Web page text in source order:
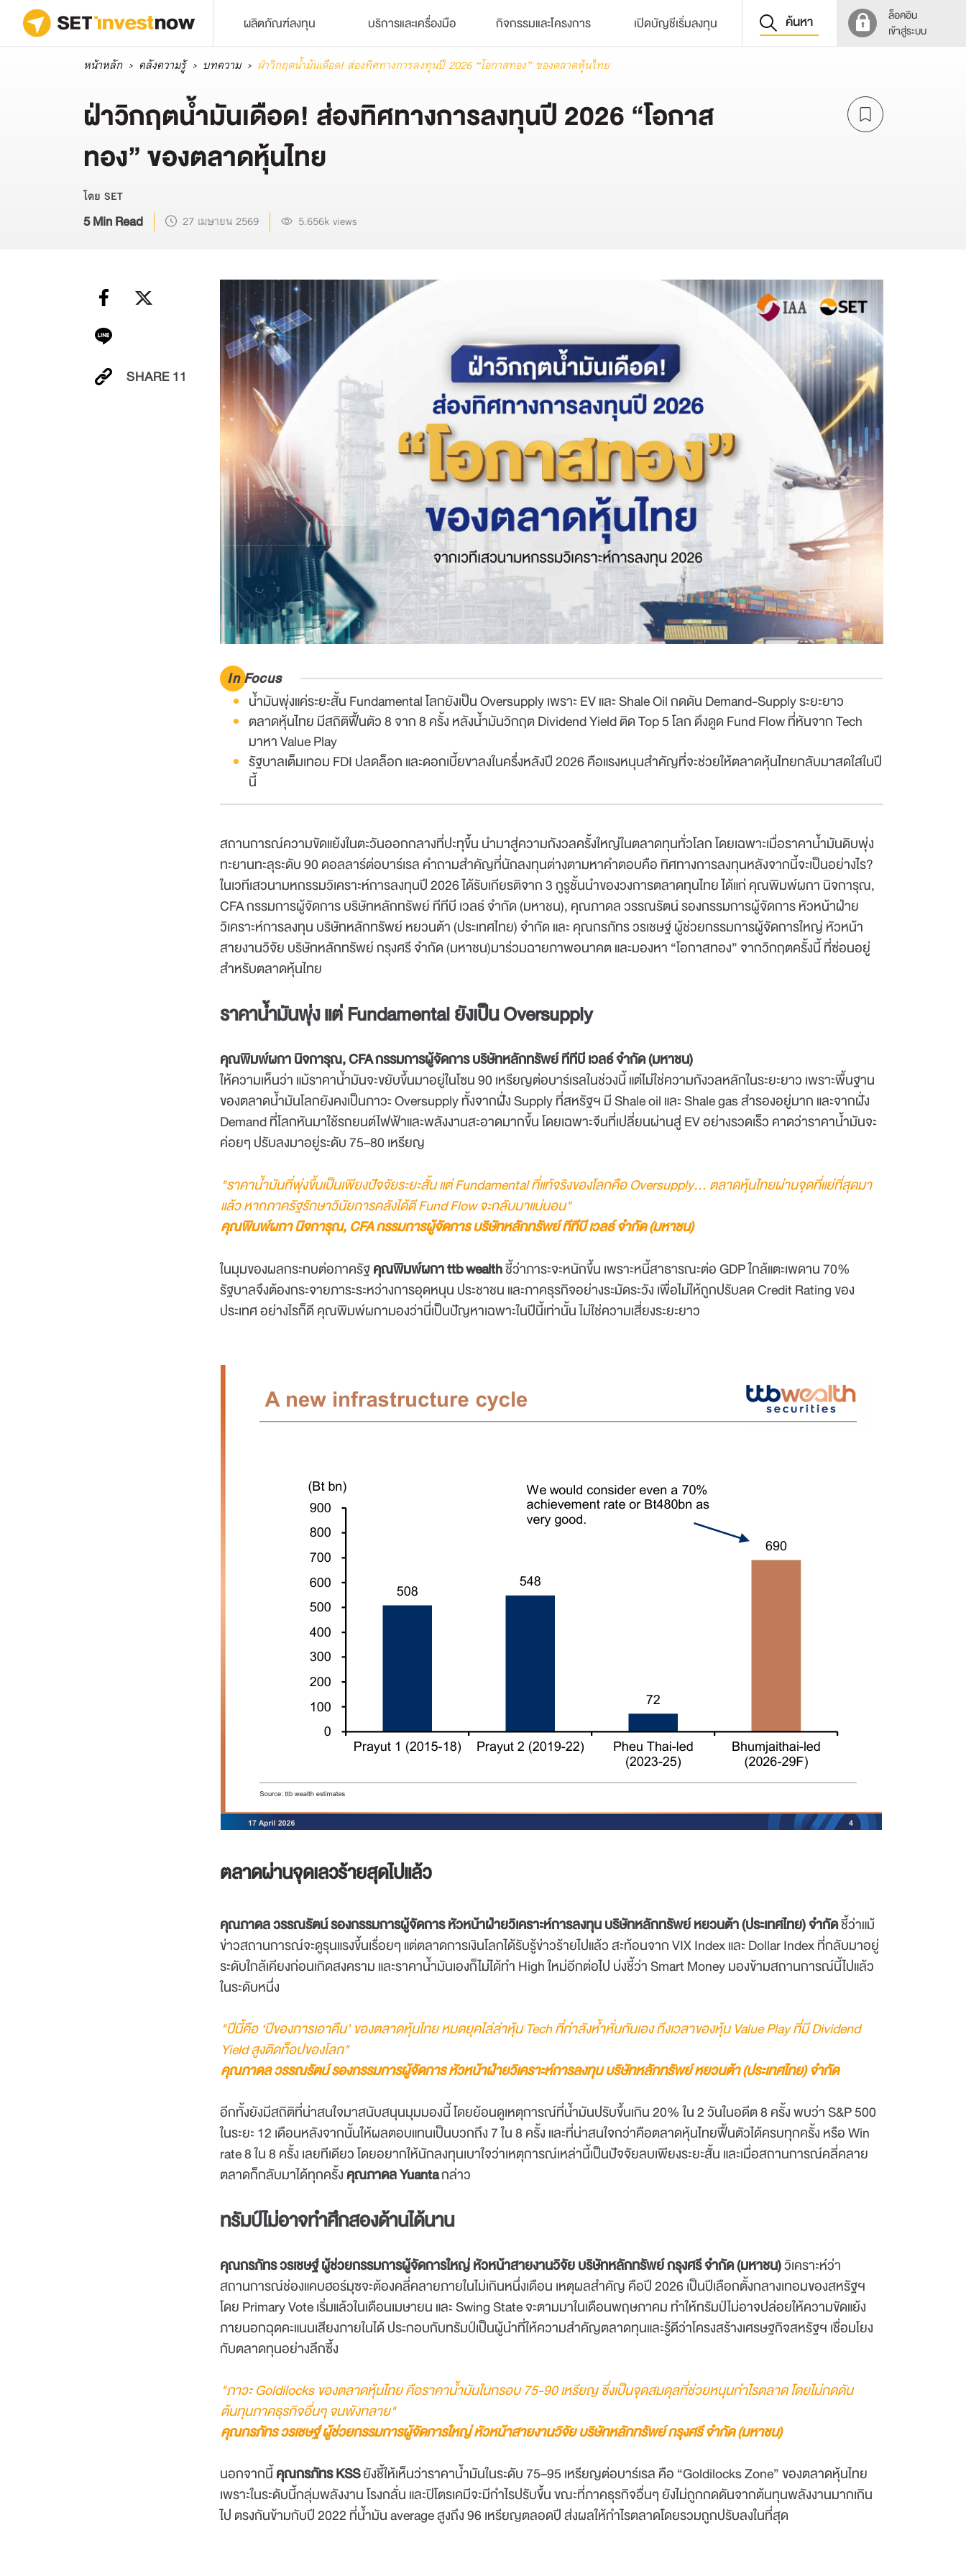
ผลิตภัณฑ์ลงทุน บริการและเครื่องมือ กิจกรรมและโครงการ เปิดบัญชีเริ่มลงทุน ค้นหา
ล็อคอิน
เข้าสู่ระบบ
หน้าหลัก คลังความรู้ บทความ ฝ่าวิกฤตน้ำมันเดือด! ส่องทิศทางการลงทุนปี 2026 “โอกาสทอง” ของตลาดหุ้นไทย
ฝ่าวิกฤตน้ำมันเดือด! ส่องทิศทางการลงทุนปี 2026 “โอกาส
ทอง” ของตลาดหุ้นไทย
โดย SET
5 Min Read 27 เมษายน 2569 5.656k views
SHARE11
In Focus
น้ำมันพุ่งแค่ระยะสั้น Fundamental โลกยังเป็น Oversupply เพราะ EV และ Shale Oil กดดัน Demand-Supply ระยะยาว
ตลาดหุ้นไทย มีสถิติฟื้นตัว 8 จาก 8 ครั้ง หลังน้ำมันวิกฤต Dividend Yield ติด Top 5 โลก ดึงดูด Fund Flow ที่หันจาก Tech
มาหา Value Play
รัฐบาลเต็มเทอม FDI ปลดล็อก และดอกเบี้ยขาลงในครึ่งหลังปี 2026 คือแรงหนุนสำคัญที่จะช่วยให้ตลาดหุ้นไทยกลับมาสดใสในปี
นี้
สถานการณ์ความขัดแย้งในตะวันออกกลางที่ปะทุขึ้น นำมาสู่ความกังวลครั้งใหญ่ในตลาดทุนทั่วโลก โดยเฉพาะเมื่อราคาน้ำมันดิบพุ่ง
ทะยานทะลุระดับ 90 ดอลลาร์ต่อบาร์เรล คำถามสำคัญที่นักลงทุนต่างตามหาคำตอบคือ ทิศทางการลงทุนหลังจากนี้จะเป็นอย่างไร?
ในเวทีเสวนามหกรรมวิเคราะห์การลงทุนปี 2026 ได้รับเกียรติจาก 3 กูรูชั้นนำของวงการตลาดทุนไทย ได้แก่ คุณพิมพ์ผกา นิจการุณ,
CFA กรรมการผู้จัดการ บริษัทหลักทรัพย์ ทีทีบี เวลธ์ จำกัด (มหาชน), คุณภาดล วรรณรัตน์ รองกรรมการผู้จัดการ หัวหน้าฝ่าย
วิเคราะห์การลงทุน บริษัทหลักทรัพย์ หยวนต้า (ประเทศไทย) จำกัด และ คุณกรภัทร วรเชษฐ์ ผู้ช่วยกรรมการผู้จัดการใหญ่ หัวหน้า
สายงานวิจัย บริษัทหลักทรัพย์ กรุงศรี จำกัด (มหาชน)มาร่วมฉายภาพอนาคต และมองหา “โอกาสทอง” จากวิกฤตครั้งนี้ ที่ซ่อนอยู่
สำหรับตลาดหุ้นไทย
ราคาน้ำมันพุ่ง แต่Fundamental ยังเป็น Oversupply
คุณพิมพ์ผกา นิจการุณ, CFA กรรมการผู้จัดการ บริษัทหลักทรัพย์ ทีทีบี เวลธ์ จำกัด (มหาชน)
ให้ความเห็นว่า แม้ราคาน้ำมันจะขยับขึ้นมาอยู่ในโซน 90 เหรียญต่อบาร์เรลในช่วงนี้ แต่ไม่ใช่ความกังวลหลักในระยะยาว เพราะพื้นฐาน
ของตลาดน้ำมันโลกยังคงเป็นภาวะ Oversupply ทั้งจากฝั่ง Supply ที่สหรัฐฯ มี Shale oil และ Shale gas สำรองอยู่มาก และจากฝั่ง
Demand ที่โลกหันมาใช้รถยนต์ไฟฟ้าและพลังงานสะอาดมากขึ้น โดยเฉพาะจีนที่เปลี่ยนผ่านสู่ EV อย่างรวดเร็ว คาดว่าราคาน้ำมันจะ
ค่อยๆ ปรับลงมาอยู่ระดับ 75–80 เหรียญ
"ราคาน้ำมันที่พุ่งขึ้นเป็นเพียงปัจจัยระยะสั้น แต่ Fundamental ที่แท้จริงของโลกคือ Oversupply... ตลาดหุ้นไทยผ่านจุดที่แย่ที่สุดมา
แล้ว หากภาครัฐรักษาวินัยการคลังได้ดี Fund Flow จะกลับมาแน่นอน"
คุณพิมพ์ผกา นิจการุณ, CFA กรรมการผู้จัดการ บริษัทหลักทรัพย์ ทีทีบี เวลธ์ จำกัด (มหาชน)
ในมุมของผลกระทบต่อภาครัฐคุณพิมพ์ผกาttb wealthชี้ว่าภาระจะหนักขึ้น เพราะหนี้สาธารณะต่อ GDP ใกล้แตะเพดาน 70%
รัฐบาลจึงต้องกระจายภาระระหว่างการอุดหนุน ประชาชน และภาคธุรกิจอย่างระมัดระวัง เพื่อไม่ให้ถูกปรับลด Credit Rating ของ
ประเทศ อย่างไรก็ดี คุณพิมพ์ผกามองว่านี่เป็นปัญหาเฉพาะในปีนี้เท่านั้น ไม่ใช่ความเสี่ยงระยะยาว
ตลาดผ่านจุดเลวร้ายสุดไปแล้ว
คุณภาดล วรรณรัตน์ รองกรรมการผู้จัดการ หัวหน้าฝ่ายวิเคราะห์การลงทุน บริษัทหลักทรัพย์ หยวนต้า (ประเทศไทย) จำกัดชี้ว่าแม้
ข่าวสถานการณ์จะดูรุนแรงขึ้นเรื่อยๆ แต่ตลาดการเงินโลกได้รับรู้ข่าวร้ายไปแล้ว สะท้อนจาก VIX Index และ Dollar Index ที่กลับมาอยู่
ระดับใกล้เคียงก่อนเกิดสงคราม และราคาน้ำมันเองก็ไม่ได้ทำ High ใหม่อีกต่อไป บ่งชี้ว่า Smart Money มองข้ามสถานการณ์นี้ไปแล้ว
ในระดับหนึ่ง
"ปีนี้คือ ‘ปีของการเอาคืน’ ของตลาดหุ้นไทย หมดยุคไล่ล่าหุ้น Tech ที่กำลังห้ำหั่นกันเอง ถึงเวลาของหุ้น Value Play ที่มี Dividend
Yield สูงติดท็อปของโลก"
คุณภาดล วรรณรัตน์ รองกรรมการผู้จัดการ หัวหน้าฝ่ายวิเคราะห์การลงทุน บริษัทหลักทรัพย์ หยวนต้า (ประเทศไทย) จำกัด
อีกทั้งยังมีสถิติที่น่าสนใจมาสนับสนุนมุมมองนี้ โดยย้อนดูเหตุการณ์ที่น้ำมันปรับขึ้นเกิน 20% ใน 2 วันในอดีต 8 ครั้ง พบว่า S&P 500
ในระยะ 12 เดือนหลังจากนั้นให้ผลตอบแทนเป็นบวกถึง 7 ใน 8 ครั้ง และที่น่าสนใจกว่าคือตลาดหุ้นไทยฟื้นตัวได้ครบทุกครั้ง หรือ Win
rate 8 ใน 8 ครั้ง เลยทีเดียว โดยอยากให้นักลงทุนเบาใจว่าเหตุการณ์เหล่านี้เป็นปัจจัยลบเพียงระยะสั้น และเมื่อสถานการณ์คลี่คลาย
ตลาดก็กลับมาได้ทุกครั้งคุณภาดล Yuantaกล่าว
ทรัมป์ไม่อาจทำศึกสองด้านได้นาน
คุณกรภัทร วรเชษฐ์ ผู้ช่วยกรรมการผู้จัดการใหญ่ หัวหน้าสายงานวิจัย บริษัทหลักทรัพย์ กรุงศรี จำกัด (มหาชน)วิเคราะห์ว่า
สถานการณ์ช่องแคบฮอร์มุซจะต้องคลี่คลายภายในไม่เกินหนึ่งเดือน เหตุผลสำคัญ คือปี 2026 เป็นปีเลือกตั้งกลางเทอมของสหรัฐฯ
โดย Primary Vote เริ่มแล้วในเดือนเมษายน และ Swing State จะตามมาในเดือนพฤษภาคม ทำให้ทรัมป์ไม่อาจปล่อยให้ความขัดแย้ง
ภายนอกฉุดคะแนนเสียงภายในได้ ประกอบกับทรัมป์เป็นผู้นำที่ให้ความสำคัญตลาดทุนและรู้ดีว่าโครงสร้างเศรษฐกิจสหรัฐฯ เชื่อมโยง
กับตลาดทุนอย่างลึกซึ้ง
"ภาวะ Goldilocks ของตลาดหุ้นไทย คือราคาน้ำมันในกรอบ 75-90 เหรียญ ซึ่งเป็นจุดสมดุลที่ช่วยหนุนกำไรตลาด โดยไม่กดดัน
ต้นทุนภาคธุรกิจอื่นๆ จนพังทลาย"
คุณกรภัทร วรเชษฐ์ ผู้ช่วยกรรมการผู้จัดการใหญ่ หัวหน้าสายงานวิจัย บริษัทหลักทรัพย์ กรุงศรี จำกัด (มหาชน)
นอกจากนี้คุณกรภัทรKSSยังชี้ให้เห็นว่าราคาน้ำมันในระดับ 75–95 เหรียญต่อบาร์เรล คือ “Goldilocks Zone” ของตลาดหุ้นไทย
เพราะในระดับนี้กลุ่มพลังงาน โรงกลั่น และปิโตรเคมีจะมีกำไรปรับขึ้น ขณะที่ภาคธุรกิจอื่นๆ ยังไม่ถูกกดดันจากต้นทุนพลังงานมากเกิน
ไป ตรงกันข้ามกับปี 2022 ที่น้ำมัน average สูงถึง 96 เหรียญตลอดปี ส่งผลให้กำไรตลาดโดยรวมถูกปรับลงในที่สุด